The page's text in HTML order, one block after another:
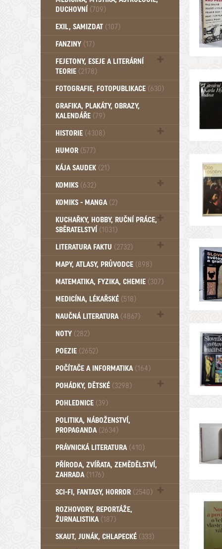
DUCHOVNÍ (709)
Okultismus (110)
EXIL, SAMIZDAT (107)
FANZINY (17)
FEJETONY, ESEJE A LITERÁRNÍ
TEORIE (2178)
Citáty, aforismy, snáře, přísloví,
FOTOGRAFIE, FOTOPUBLIKACE (630)
GRAFIKA, PLAKÁTY, OBRAZY,
KALENDÁŘE (79)
HISTORIE (4308)
Mytologie, Mýty, Báje, Pověsti (203)
HUMOR (577)
KÁJA SAUDEK (21)
KOMIKS (632)
Komiks - Čtyřlístek (234)
KOMIKS - MANGA (2)
KUCHAŘKY, HOBBY, RUČNÍ PRÁCE,
SBĚRATELSTVÍ (1031)
Dům a byt (102)
LITERATURA FAKTU (2732)
Katalogy (503)
MAPY, ATLASY, PRŮVODCE (898)
MATEMATIKA, FYZIKA, CHEMIE (307)
MEDICÍNA, LÉKAŘSKÉ (518)
NAUČNÁ LITERATURA (4867)
Zdraví a zdraví životní styl (510)
NOTY (282)
POEZIE (2652)
POČÍTAČE A INFORMATIKA (164)
POHÁDKY, DĚTSKÉ (3298)
Pro děti a mládež (2894)
Pohádky, Dětské - Od roku 1949 (257)
POHLEDNICE (39)
POLITIKA, NÁBOŽENSTVÍ,
PROPAGANDA (2634)
PRÁVNICKÁ LITERATURA (410)
PŘÍRODA, ZVÍŘATA, ZEMĚDĚLSTVÍ,
ZAHRADA (1176)
SCI-FI, FANTASY, HORROR (2540)
UFO (14)
ROZHOVORY, REPORTÁŽE,
ŽURNALISTIKA (187)
SKAUT, JUNÁK, CHLAPECKÉ (333)